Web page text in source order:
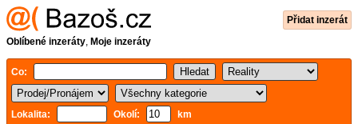
Přidat inzerát
Oblíbené inzeráty, Moje inzeráty
Co:
Lokalita: Okolí:
km